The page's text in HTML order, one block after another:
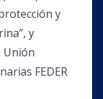
y
y
Unión
FEDER